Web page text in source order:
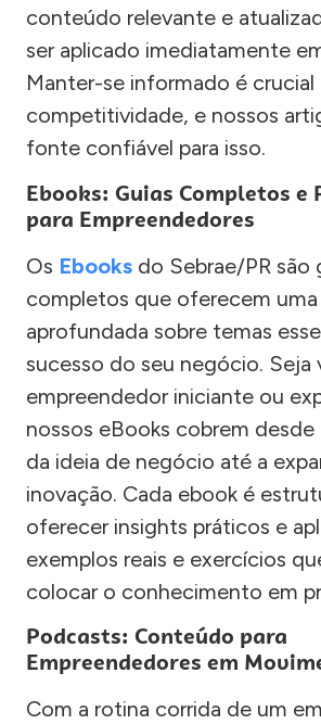
conteúdo relevante e
ser aplicado imediatamente
Manter-se informado é crucial
competitividade, e nossos
fonte confiável para isso.
Ebooks: Guias Completos e
para Empreendedores
Os Ebooks do Sebrae/PR são
completos que oferecem uma
aprofundada sobre temas
sucesso do seu negócio. Seja
empreendedor iniciante ou
nossos eBooks cobrem
da ideia de negócio até a
inovação. Cada ebook é
oferecer insights práticos e
exemplos reais e exercícios
colocar o conhecimento em
Podcasts: Conteúdo para
Empreendedores em
Com a rotina corrida de um